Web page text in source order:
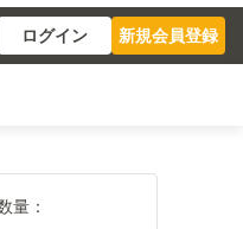
ログイン 新規会員登録
量：